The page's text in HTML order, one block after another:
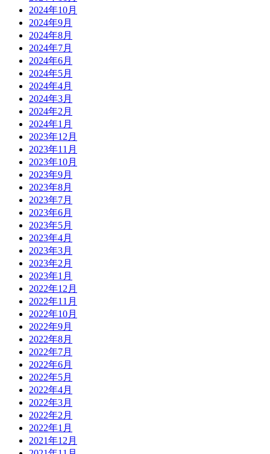
2024年10月
2024年9月
2024年8月
2024年7月
2024年6月
2024年5月
2024年4月
2024年3月
2024年2月
2024年1月
2023年12月
2023年11月
2023年10月
2023年9月
2023年8月
2023年7月
2023年6月
2023年5月
2023年4月
2023年3月
2023年2月
2023年1月
2022年12月
2022年11月
2022年10月
2022年9月
2022年8月
2022年7月
2022年6月
2022年5月
2022年4月
2022年3月
2022年2月
2022年1月
2021年12月